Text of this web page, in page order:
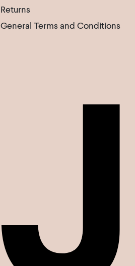
Returns
General Terms and Conditions